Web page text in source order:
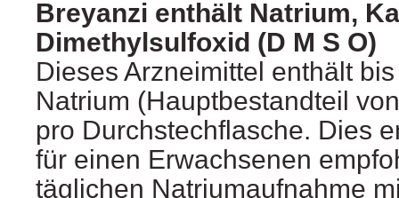
Breyanzi enthält Natrium,
Dimethylsulfoxid (D M S O)
Dieses Arzneimittel enthält
Natrium (Hauptbestandteil
pro Durchstechflasche. Dies
für einen Erwachsenen
täglichen Natriumaufnahme